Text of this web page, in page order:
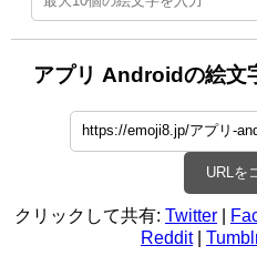
アプリ Androidの絵文
URLを
クリックして共有: Twitter
Reddit|